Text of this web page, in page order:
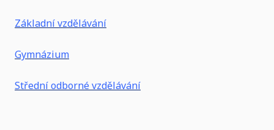
Základní vzdělávání
Gymnázium
Střední odborné vzdělávání